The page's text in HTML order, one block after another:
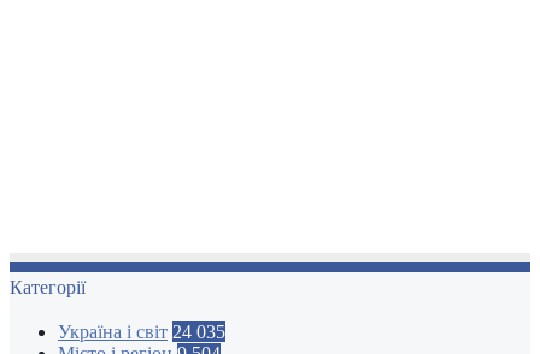
Категорії
Україна і світ 24 035